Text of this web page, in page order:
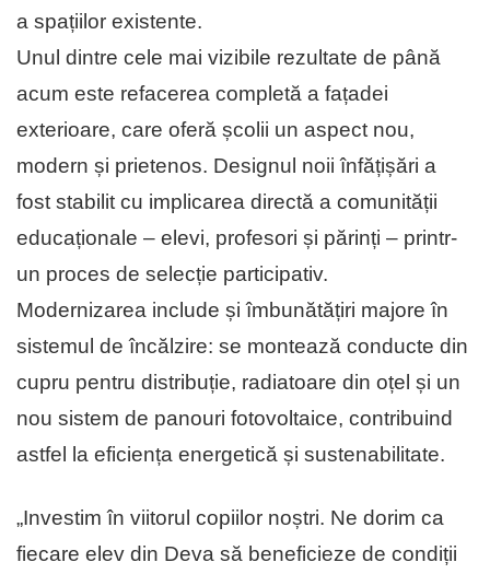
a spațiilor existente.
Unul dintre cele mai vizibile rezultate de până
acum este refacerea completă a fațadei
exterioare, care oferă școlii un aspect nou,
modern și prietenos. De­signul noii înfățișări a
fost stabilit cu im­plicarea directă a comunității
edu­ca­țio­nale – elevi, profesori și părinți – printr-
un proces de selecție participativ.
Modernizarea include și îmbunătățiri majore în
sistemul de încălzire: se montează conducte din
cupru pentru distribuție, radiatoare din oțel și un
nou sistem de panouri fotovoltaice, con­tribuind
astfel la eficiența energetică și sustenabilitate.
„Investim în viitorul copiilor noștri. Ne dorim ca
fiecare elev din Deva să be­neficieze de condiții